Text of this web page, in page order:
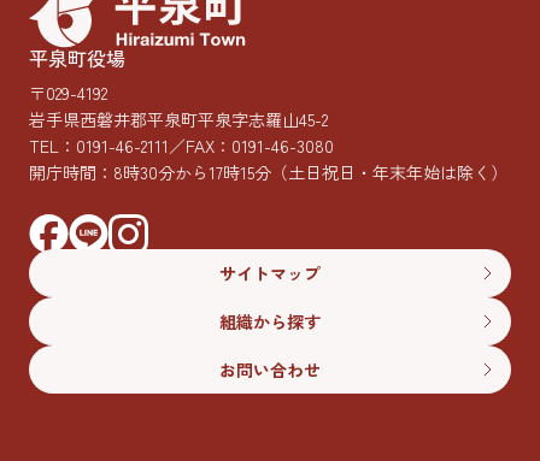
平泉町役場
〒029-4192
岩手県西磐井郡平泉町平泉字志羅山45-2
TEL： 0191-46-2111／FAX：0191-46-3080
開庁時間：8時30分から17時15分 （土日祝日・年末年始は除く）
サイトマップ
組織から探す
お問い合わせ